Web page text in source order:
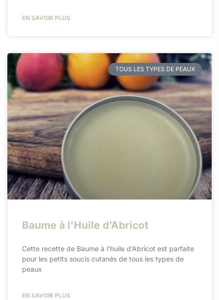
EN SAVOIR PLUS
TOUS LES TYPES DE PEAUX
Baume à l’Huile d’Abricot
Cette recette de Baume à l’huile d’Abricot est parfaite
pour les petits soucis cutanés de tous les types de
peaux
EN SAVOIR PLUS